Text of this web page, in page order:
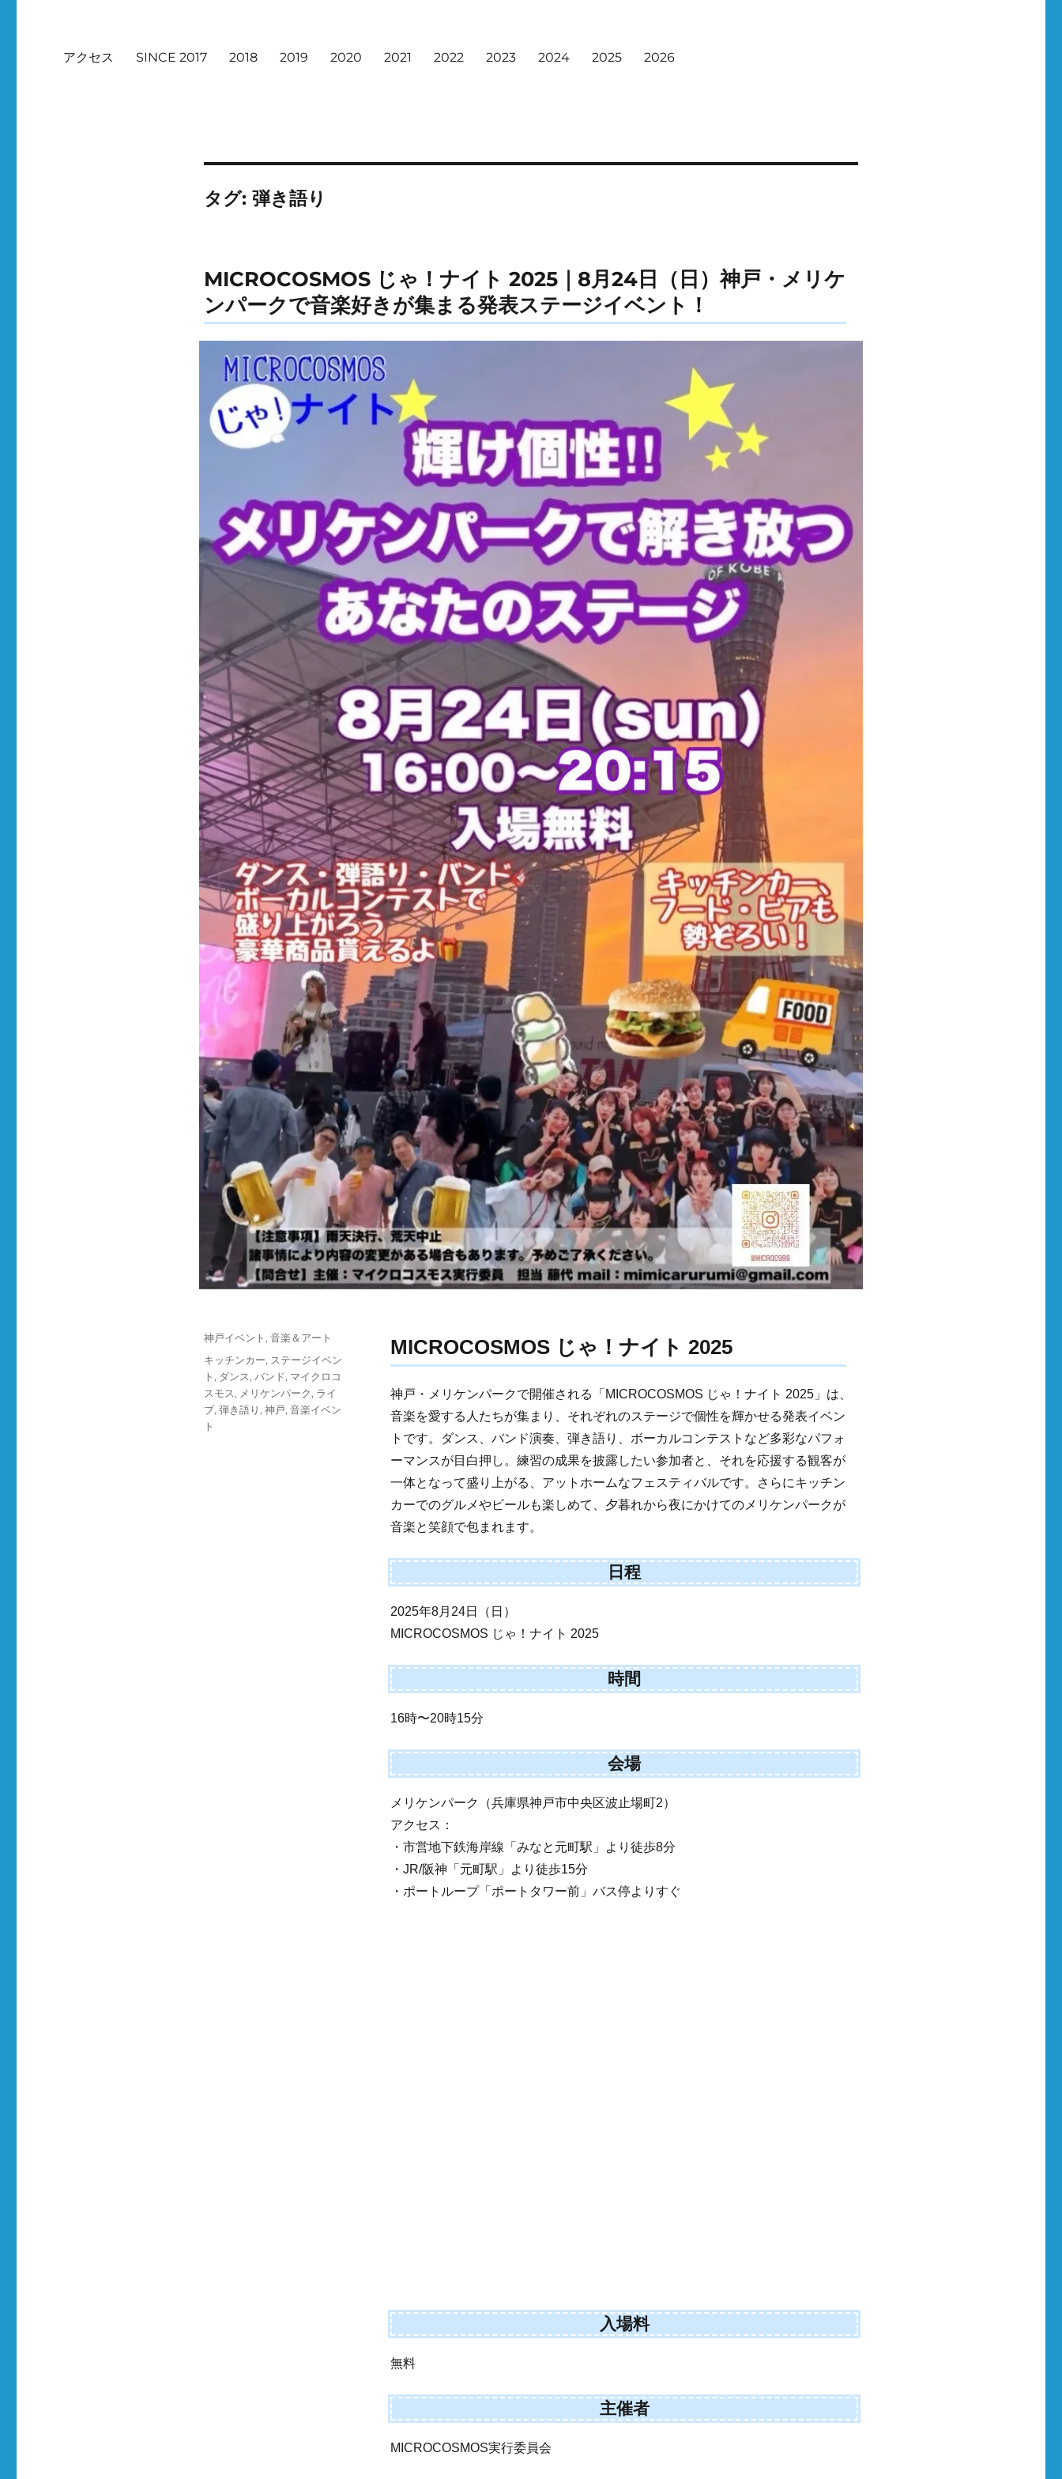
アクセス SINCE 2017 2018 2019 2020 2021 2022 2023 2024 2025 2026
タグ: 弾き語り
MICROCOSMOS じゃ！ナイト 2025｜8月24日（日）神戸・メリケ
ンパークで音楽好きが集まる発表ステージイベント！
MICROCOSMOS じゃ！ナイト 2025
神戸・メリケンパークで開催される「MICROCOSMOS じゃ！ナイト 2025」は、
音楽を愛する人たちが集まり、それぞれのステージで個性を輝かせる発表イベン
トです。ダンス、バンド演奏、弾き語り、ボーカルコンテストなど多彩なパフォ
ーマンスが目白押し。練習の成果を披露したい参加者と、それを応援する観客が
一体となって盛り上がる、アットホームなフェスティバルです。さらにキッチン
カーでのグルメやビールも楽しめて、夕暮れから夜にかけてのメリケンパークが
音楽と笑顔で包まれます。
日程
2025年8月24日（日）
MICROCOSMOS じゃ！ナイト 2025
時間
16時〜20時15分
会場
メリケンパーク（兵庫県神戸市中央区波止場町2）
アクセス：
・市営地下鉄海岸線「みなと元町駅」より徒歩8分
・JR/阪神「元町駅」より徒歩15分
・ポートループ「ポートタワー前」バス停よりすぐ
入場料
無料
主催者
MICROCOSMOS実行委員会
投
日:
カ
テ
ゴ
ー
神戸イベント , 音楽＆アート
タ
グ
キッチンカー, ステージイベン
ト , ダンス, バンド, マイクロコ
スモス, メリケンパーク, ライ
ブ, 弾き語り , 神戸, 音楽イベン
ト